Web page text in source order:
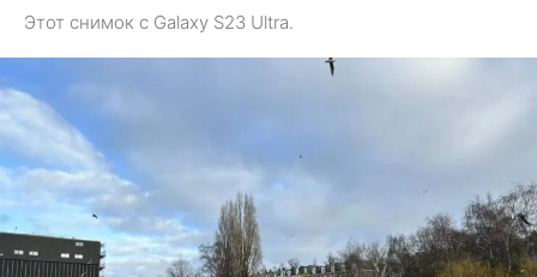
Этот снимок с Galaxy S23 Ultra.